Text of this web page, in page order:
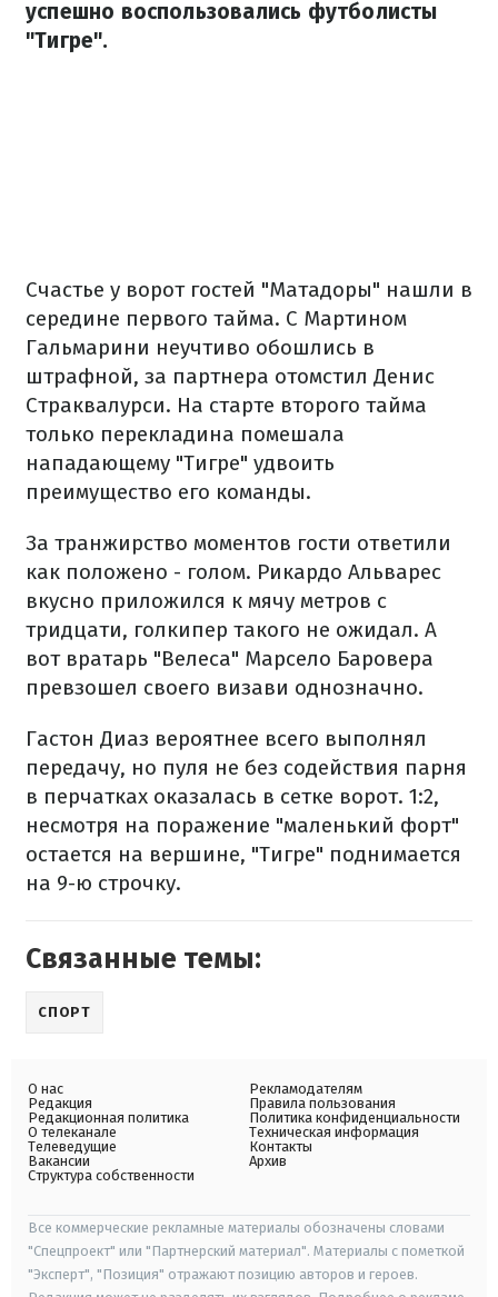
успешно воспользовались футболисты
"Тигре".
Счастье у ворот гостей "Матадоры" нашли в
середине первого тайма. С Мартином
Гальмарини неучтиво обошлись в
штрафной, за партнера отомстил Денис
Страквалурси. На старте второго тайма
только перекладина помешала
нападающему "Тигре" удвоить
преимущество его команды.
За транжирство моментов гости ответили
как положено - голом. Рикардо Альварес
вкусно приложился к мячу метров с
тридцати, голкипер такого не ожидал. А
вот вратарь "Велеса" Марсело Баровера
превзошел своего визави однозначно.
Гастон Диаз вероятнее всего выполнял
передачу, но пуля не без содействия парня
в перчатках оказалась в сетке ворот. 1:2,
несмотря на поражение "маленький форт"
остается на вершине, "Тигре" поднимается
на 9-ю строчку.
Связанные темы:
СПОРТ
О нас
Редакция
Редакционная политика
О телеканале
Телеведущие
Вакансии
Структура собственности
Рекламодателям
Правила пользования
Политика конфиденциальности
Техническая информация
Контакты
Архив
Все коммерческие рекламные материалы обозначены словами
"Спецпроект" или "Партнерский материал". Материалы с пометкой
"Эксперт", "Позиция" отражают позицию авторов и героев.